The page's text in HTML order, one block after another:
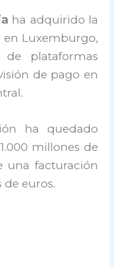
ha adquirido la
Luxemburgo,
plataformas
de pago en
ha quedado
millones de
una facturación
euros.